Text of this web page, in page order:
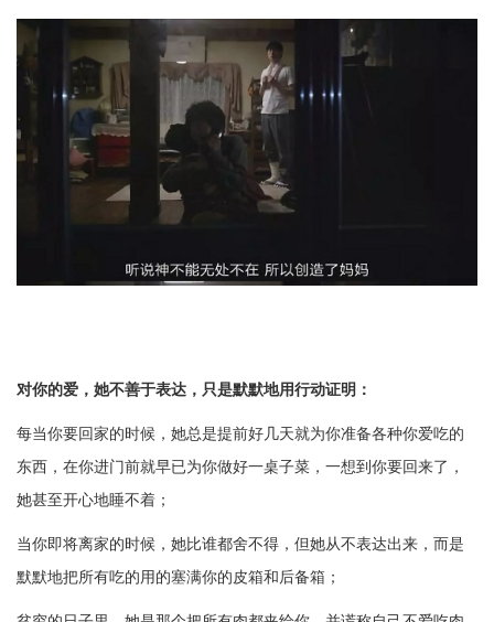
对你的爱，她不善于表达，只是默默地用行动证明：
每当你要回家的时候，她总是提前好几天就为你准备各种你爱吃的
东西，在你进门前就早已为你做好一桌子菜，一想到你要回来了，
她甚至开心地睡不着；
当你即将离家的时候，她比谁都舍不得，但她从不表达出来，而是
默默地把所有吃的用的塞满你的皮箱和后备箱；